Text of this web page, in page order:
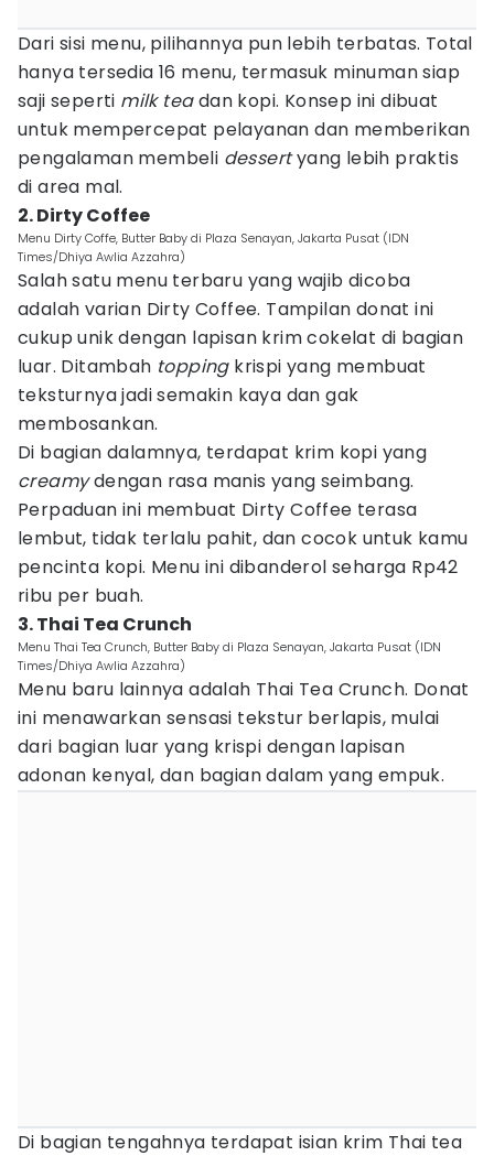
Dari sisi menu, pilihannya pun lebih terbatas. Total
hanya tersedia 16 menu, termasuk minuman siap
saji seperti milk teadan kopi. Konsep ini dibuat
untuk mempercepat pelayanan dan memberikan
pengalaman membeli dessertyang lebih praktis
di area mal.
2. Dirty Coffee
Menu Dirty Coffe, Butter Baby di Plaza Senayan, Jakarta Pusat (IDN
Times/Dhiya Awlia Azzahra)
Salah satu menu terbaru yang wajib dicoba
adalah varian Dirty Coffee. Tampilan donat ini
cukup unik dengan lapisan krim cokelat di bagian
luar. Ditambah topping krispi yang membuat
teksturnya jadi semakin kaya dan gak
membosankan.
Di bagian dalamnya, terdapat krim kopi yang
creamydengan rasa manis yang seimbang.
Perpaduan ini membuat Dirty Coffee terasa
lembut, tidak terlalu pahit, dan cocok untuk kamu
pencinta kopi. Menu ini dibanderol seharga Rp42
ribu per buah.
3. Thai Tea Crunch
Menu Thai Tea Crunch, Butter Baby di Plaza Senayan, Jakarta Pusat (IDN
Times/Dhiya Awlia Azzahra)
Menu baru lainnya adalah Thai Tea Crunch. Donat
ini menawarkan sensasi tekstur berlapis, mulai
dari bagian luar yang krispi dengan lapisan
adonan kenyal, dan bagian dalam yang empuk.
Di bagian tengahnya terdapat isian krim Thai tea